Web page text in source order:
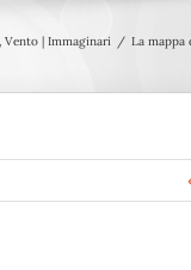
Vento | Immaginari La mappa